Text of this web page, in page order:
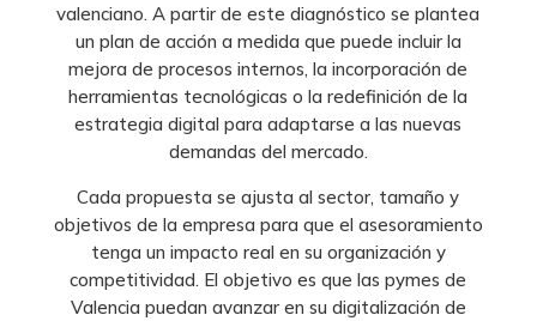
valenciano. A partir de este diagnóstico se plantea
un plan de acción a medida que puede incluir la
mejora de procesos internos, la incorporación de
herramientas tecnológicas o la redefinición de la
estrategia digital para adaptarse a las nuevas
demandas del mercado.
Cada propuesta se ajusta al sector, tamaño y
objetivos de la empresa para que el asesoramiento
tenga un impacto real en su organización y
competitividad. El objetivo es que las pymes de
Valencia puedan avanzar en su digitalización de